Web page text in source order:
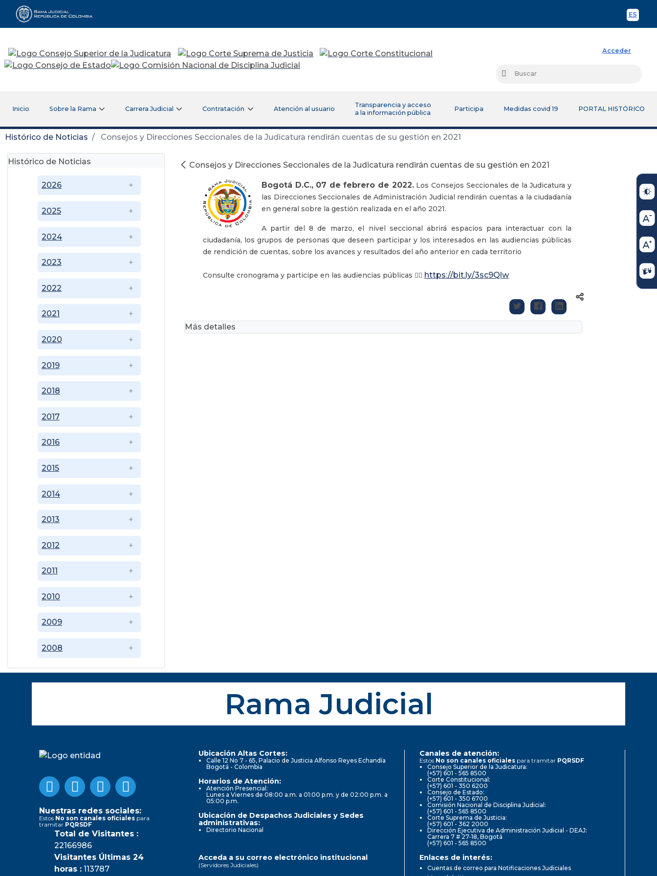
ES
Rama Judicial
Acceder
Buscar
Inicio Sobre la Rama Carrera Judicial Contratación Atención al usuario
Transparencia y acceso
a la información pública
Participa Medidas covid 19 PORTAL HISTÓRICO
Histórico de Noticias Consejos y Direcciones Seccionales de la Judicatura rendirán cuentas de su gestión en 2021
Histórico de Noticias
2008
2009
2010
2011
2012
2013
2014
2015
2016
2017
2018
2019
2020
2021
2022
2023
2024
2025
2026
Consejos y Direcciones Seccionales de la Judicatura rendirán cuentas de su gestión en 2021
Bogotá D.C., 07 de febrero de 2022.Los Consejos Seccionales de la Judicatura y
las Direcciones Seccionales de Administración Judicial rendirán cuentas a la ciudadanía
en general sobre la gestión realizada en el año 2021.
A partir del 8 de marzo, el nivel seccional abrirá espacios para interactuar con la
ciudadanía, los grupos de personas que deseen participar y los interesados en las audiencias públicas
de rendición de cuentas, sobre los avances y resultados del año anterior en cada territorio
Consulte cronograma y participe en las audiencias públicas 👉🏽 https://bit.ly/3sc9Qlw
Más detalles
Rama Judicial
Nuestras redes sociales:
Estos No son canales oficiales para
tramitar PQRSDF
Total de Visitantes :
22166986
Visitantes Últimas 24
horas : 113787
Ubicación Altas Cortes:
Calle 12 No 7 - 65, Palacio de Justicia Alfonso Reyes Echandía
Bogotá - Colombia
Horarios de Atención:
Atención Presencial:
Lunes a Viernes de 08:00 a.m. a 01:00 p.m. y de 02:00 p.m. a
05:00 p.m.
Ubicación de Despachos Judiciales y Sedes
administrativas:
Directorio Nacional
Canales de atención:
Estos No son canales oficiales para tramitar PQRSDF
Consejo Superior de la Judicatura:
(+57) 601 - 565 8500
Corte Constitucional:
(+57) 601 - 350 6200
Consejo de Estado:
(+57) 601 - 350 6700
Comisión Nacional de Disciplina Judicial:
(+57) 601 - 565 8500
Corte Suprema de Justicia:
(+57) 601 - 362 2000
Dirección Ejecutiva de Administración Judicial - DEAJ:
Carrera 7 # 27-18, Bogotá
(+57) 601 - 565 8500
Acceda a su correo electrónico institucional
(Servidores Judiciales)
Enlaces de interés:
Cuentas de correo para Notificaciones Judiciales